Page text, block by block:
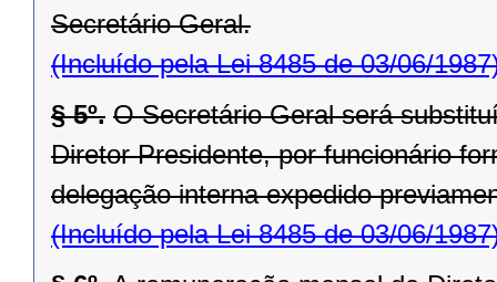
Secretário Geral.
(Incluído pela Lei 8485 de 03/06/
§ 5º. O Secretário Geral será
Diretor Presi­dente, por funcionário
delegação interna expedido
(Incluído pela Lei 8485 de 03/06/